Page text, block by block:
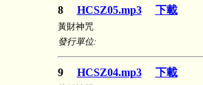
8 HCSZ05.mp3 下載
黃財神咒
發行單位:
9 HCSZ04.mp3 下載